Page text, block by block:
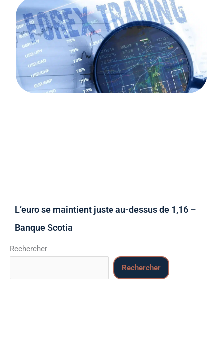
L’euro se maintient juste au-dessus de 1,16 –
Banque Scotia
Rechercher
Rechercher